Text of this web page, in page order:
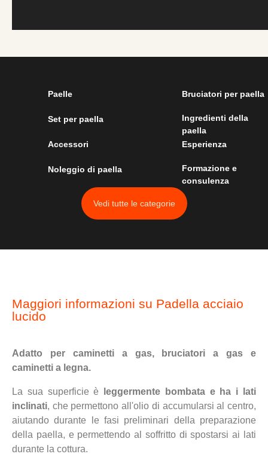
Paelle Bruciatori per paella
Set per paella
Ingredienti della
paella
Accessori
Esperienza
Noleggio di paella
Formazione e
consulenza
Vedi tutte le categorie
Maggiori informazioni su Padella acciaio
lucido
Adatto per caminetti a gas, bruciatori a gas e
caminetti a legna.
La sua superficie è
leggermente bombata e ha i lati
inclinati, che permettono all'olio di accumularsi al centro,
aiutando durante le fasi preliminari della preparazione
della paella, e permettendo al soffritto di spostarsi ai lati
durante la cottura.